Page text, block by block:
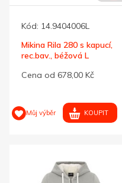
Kód: 14.9404006L
Mikina Rila 280 s kapucí,
rec.bav., béžová L
Cena od 678,00 Kč
Můj výběr KOUPIT